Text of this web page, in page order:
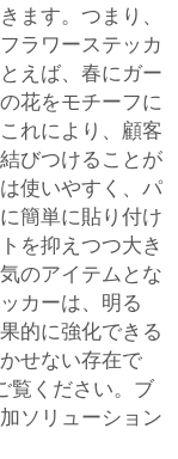
ます。つまり、
ラワーステッカ
えば、春にガー
花をモチーフに
れにより、顧客
びつけることが
使いやすく、パ
簡単に貼り付け
を抑えつつ大き
のアイテムとな
カーは、明る
的に強化できる
せない存在で
覧ください。ブ
ソリューション